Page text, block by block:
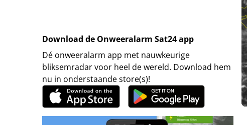
Download de Onweeralarm Sat24 app
Dé onweeralarm app met nauwkeurige
bliksemradar voor heel de wereld. Download hem
nu in onderstaande store(s)!